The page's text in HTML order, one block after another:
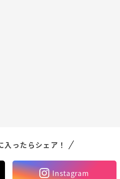
入ったらシェア！
Instagram